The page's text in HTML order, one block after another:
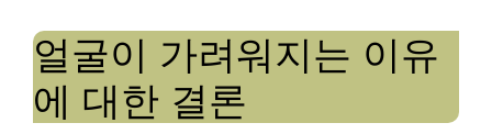
얼굴이 가려워지는 이유
에 대한 결론